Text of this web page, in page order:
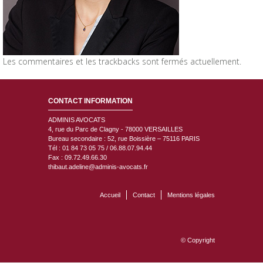
Les commentaires et les trackbacks sont fermés actuellement.
CONTACT INFORMATION
ADMINIS AVOCATS
4, rue du Parc de Clagny - 78000 VERSAILLES
Bureau secondaire : 52, rue Boissière – 75116 PARIS
Tél : 01 84 73 05 75 / 06.88.07.94.44
Fax : 09.72.49.66.30
thibaut.adeline@adminis-avocats.fr
Accueil Contact Mentions légales
© Copyright